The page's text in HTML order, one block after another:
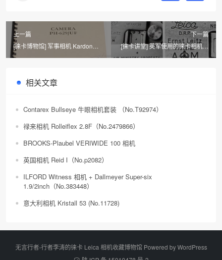
上一篇
[徕卡博物馆] 军事相机 Kardon
Military（No.1296） 相机
下一篇
[徕卡讲堂] 英军使用的徕卡相机介
绍摘录
相关文章
Contarex Bullseye 牛眼相机套装 （No.T92974）
禄来相机 Rolleiflex 2.8F（No.2479866）
BROOKS-Plaubel VERIWIDE 100 相机
英国相机 Reid I（No.p2082）
ILFORD Witness 相机 + Dallmeyer Super-six
1.9/2inch（No.383448）
意大利相机 Kristall 53 (No.11728)
无言行者-行者李涛的徕卡 Leica 相机收藏博物馆 Powered byWordPress